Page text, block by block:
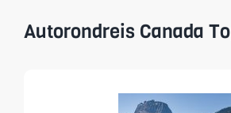
Autorondreis Canada